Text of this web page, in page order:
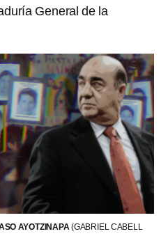
General de la
AYOTZINAPA(GABRIEL CABELL